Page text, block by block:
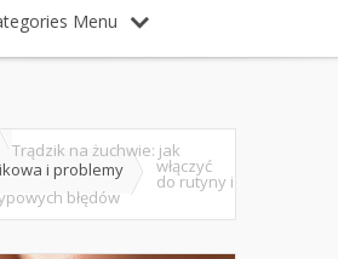
Menu
i problemy
Trądzik na żuchwie: jak
włączyć
do rutyny i
błędów